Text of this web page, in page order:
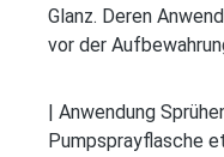
Glanz. Deren
vor der
| Anwendung
Pumpsprayflasche